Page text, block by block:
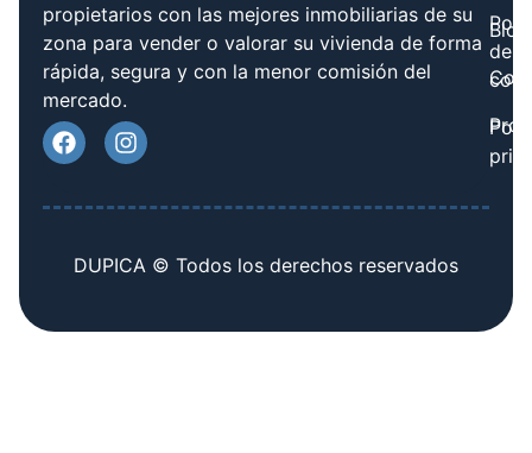
propietarios con las mejores inmobiliarias de su
zona para vender o valorar su vivienda de forma
rápida, segura y con la menor comisión del
mercado.
Blog
de
DUPICA © Todos los derechos reservados